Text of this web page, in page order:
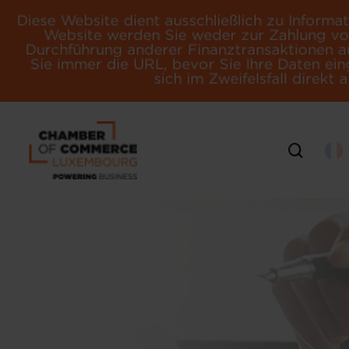
Diese Website dient ausschließlich zu
Website werden Sie weder zur Zahlung
Durchführung anderer Finanztransaktionen
Sie immer die URL, bevor Sie Ihre Daten
sich im Zweifelsfall direkt